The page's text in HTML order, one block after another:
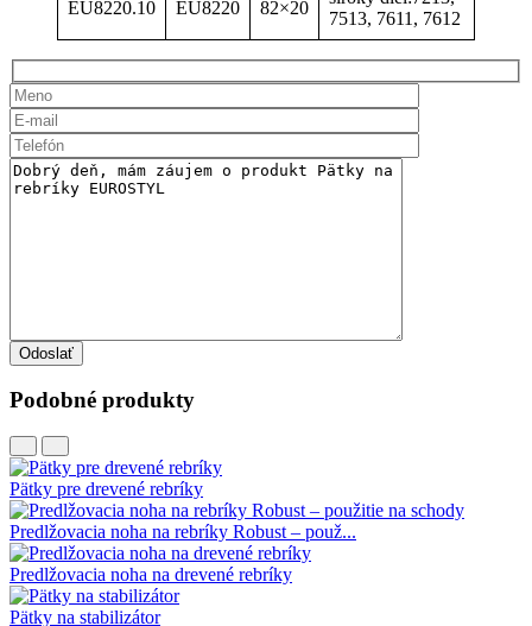
EU8220.10 EU8220 82×20
7513, 7611, 7612
Odoslať
Podobné produkty
Pätky pre drevené rebríky
Predlžovacia noha na rebríky Robust – použ...
Predlžovacia noha na drevené rebríky
Pätky na stabilizátor